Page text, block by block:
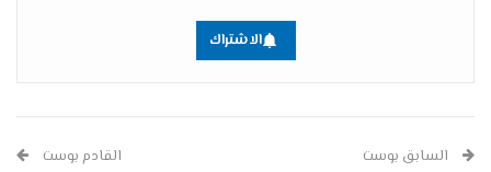
الاشتراك
السابق بوست القادم بوست